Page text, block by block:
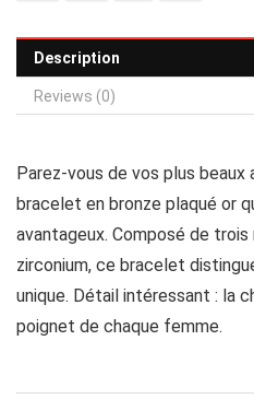
Description
Reviews (0)
Parez-vous de vos plus
bracelet en bronze plaqué or
avantageux. Composé de trois
zirconium, ce bracelet
unique. Détail intéressant : la
poignet de chaque femme.